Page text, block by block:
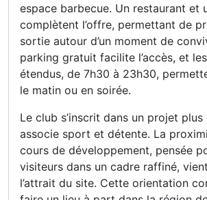
espace barbecue. Un restaurant et
complètent l’offre, permettant de
sortie autour d’un moment de
parking gratuit facilite l’accès, et
étendus, de 7h30 à 23h30,
le matin ou en soirée.
Le club s’inscrit dans un projet plus
associe sport et détente. La
cours de développement, pensée
visiteurs dans un cadre raffiné,
l’attrait du site. Cette orientation